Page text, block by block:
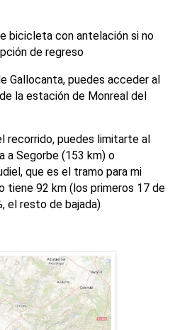
bicicleta con antelación si no
de regreso
Gallocanta, puedes acceder al
la estación de Monreal del
recorrido, puedes limitarte al
a Segorbe (153 km) o
que es el tramo para mi
tiene 92 km (los primeros 17 de
el resto de bajada)